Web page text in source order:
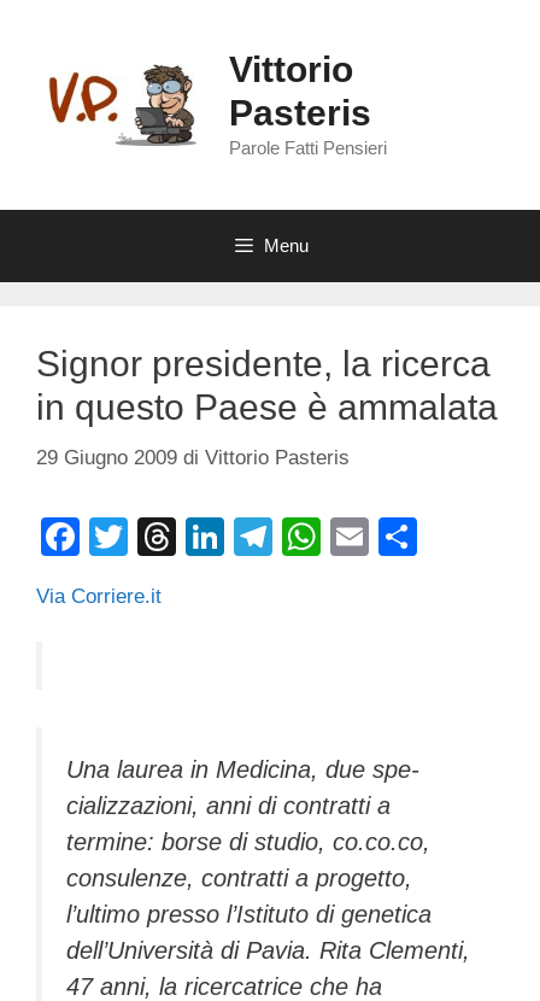
contenuto
Vittorio
Pasteris
Parole Fatti Pensieri
Menu
Signor presidente, la ricerca
in questo Paese è ammalata
29 Giugno 2009 di Vittorio Pasteris
F
c
o
k
T
tt
T
Li
T
W
p
E
Via Corriere.it
Una laurea in Medicina, due spe­
cializzazioni, anni di contratti a
termine: borse di studio, co.co.co,
consulenze, contratti a progetto,
l’ultimo presso l’Istituto di geneti­ca
dell’Università di Pavia. Rita Cle­menti,
47 anni, la ricercatrice che ha